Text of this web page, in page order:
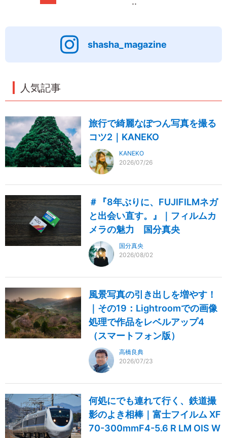
shasha_magazine
人気記事
旅行で綺麗なぽつん写真を撮る
コツ2｜KANEKO
KANEKO
2026/07/26
＃『8年ぶりに、FUJIFILMネガ
と出会い直す。』｜フィルムカ
メラの魅力 国分真央
国分真央
2026/08/02
風景写真の引き出しを増やす！
｜その19：Lightroomでの画像
処理で作品をレベルアップ4
（スマートフォン版）
高橋良典
2026/07/23
何処にでも連れて行く、鉄道撮
影のよき相棒｜富士フイルム XF
70-300mmF4-5.6 R LM OIS W